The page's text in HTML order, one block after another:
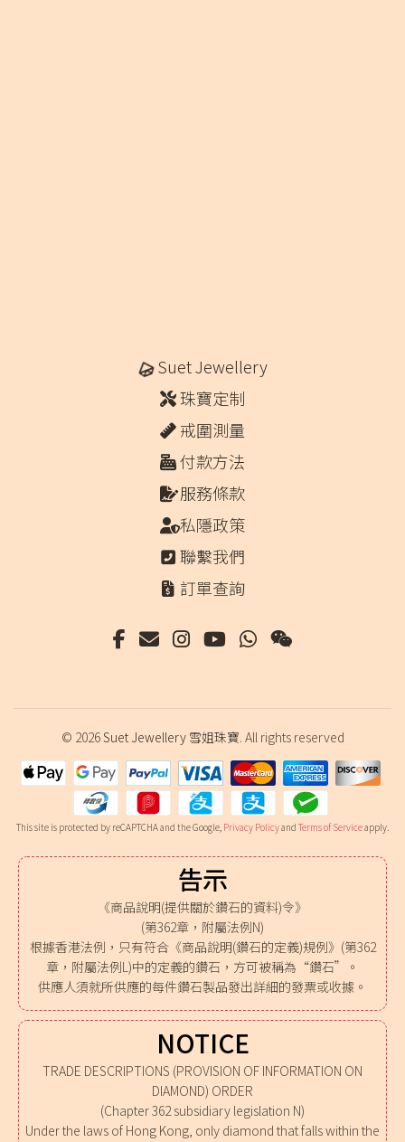
Suet Jewellery
珠寶定制
戒圍測量
付款方法
服務條款
私隱政策
聯繫我們
訂單查詢
© 2026Suet Jewellery 雪姐珠寶. All rights reserved
This site is protected by reCAPTCHA and the Google, Privacy Policyand Terms of Serviceapply.
告示
《商品說明(提供關於鑽石的資料)令》
(第362章，附屬法例N)
根據香港法例，只有符合《商品說明(鑽石的定義)規例》(第362
章，附屬法例L)中的定義的鑽石，方可被稱為“鑽石”。
供應人須就所供應的每件鑽石製品發出詳細的發票或收據。
NOTICE
TRADE DESCRIPTIONS (PROVISION OF INFORMATION ON
DIAMOND) ORDER
(Chapter 362 subsidiary legislation N)
Under the laws of Hong Kong, only diamond that falls within the